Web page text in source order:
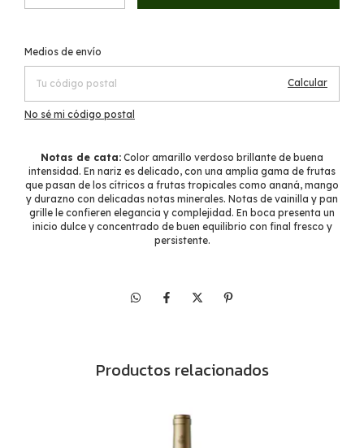
Entregas para el CP:
Medios de envío
Calcular
No sé mi código postal
Notas de cata: Color amarillo verdoso brillante de buena
intensidad. En nariz es delicado, con una amplia gama de frutas
que pasan de los cítricos a frutas tropicales como ananá, mango
y durazno con delicadas notas minerales. Notas de vainilla y pan
grille le confieren elegancia y complejidad. En boca presenta un
inicio dulce y concentrado de buen equilibrio con final fresco y
persistente.
Productos relacionados